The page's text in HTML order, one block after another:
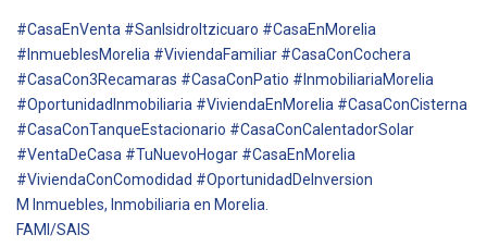
#CasaEnVenta #SanIsidroItzicuaro #CasaEnMorelia
#InmueblesMorelia #ViviendaFamiliar #CasaConCochera
#CasaCon3Recamaras #CasaConPatio #InmobiliariaMorelia
#OportunidadInmobiliaria #ViviendaEnMorelia #CasaConCisterna
#CasaConTanqueEstacionario #CasaConCalentadorSolar
#VentaDeCasa #TuNuevoHogar #CasaEnMorelia
#ViviendaConComodidad #OportunidadDeInversion
M Inmuebles, Inmobiliaria en Morelia.
FAMI/SAIS